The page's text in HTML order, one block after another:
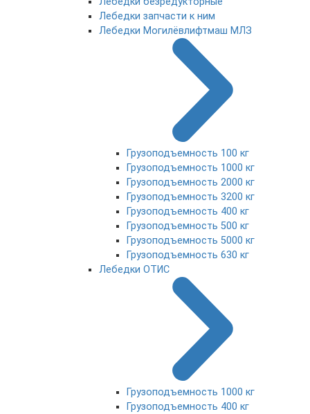
Лебедки запчасти к ним
Лебедки Могилёвлифтмаш МЛЗ
Грузоподъемность 100 кг
Грузоподъемность 1000 кг
Грузоподъемность 2000 кг
Грузоподъемность 3200 кг
Грузоподъемность 400 кг
Грузоподъемность 500 кг
Грузоподъемность 5000 кг
Грузоподъемность 630 кг
Лебедки ОТИС
Грузоподъемность 1000 кг
Грузоподъемность 400 кг